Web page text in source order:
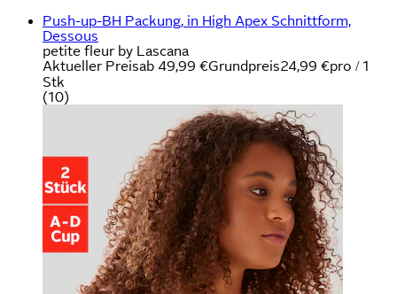
Push-up-BH Packung, in High Apex Schnittform,
Dessous
petite fleur by Lascana
Aktueller Preisab 49,99 €Grundpreis24,99 €pro / 1
Stk
(10)